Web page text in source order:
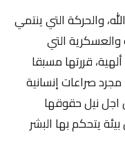
والحركة التي ينتمي
والعسكرية التي
قررتها مسبقا
صراعات إنسانية
اجل نيل حقوقها
يتحكم بها البشر